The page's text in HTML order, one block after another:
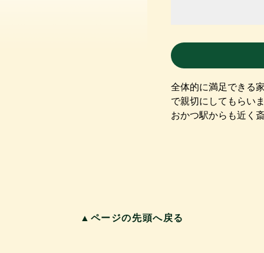
全体的に満足できる
で親切にしてもらい
おかつ駅からも近く
▲ページの先頭へ戻る